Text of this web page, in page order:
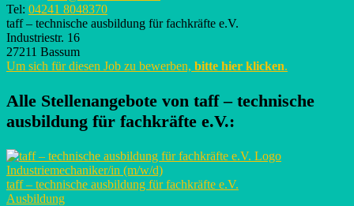
Tel: 04241 8048370
taff – technische ausbildung für fachkräfte e.V.
Industriestr. 16
27211 Bassum
Um sich für diesen Job zu bewerben, bitte hier klicken.
Alle Stellenangebote von taff – technische
ausbildung für fachkräfte e.V.:
Industriemechaniker/in (m/w/d)
taff – technische ausbildung für fachkräfte e.V.
Ausbildung